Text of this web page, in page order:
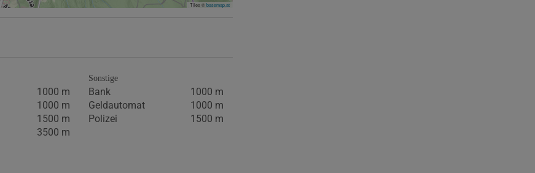
Tiles ©basemap.at
1000 m
1000 m
1500 m
3500 m
Sonstige
Bank
1000 m
Geldautomat
1000 m
Polizei
1500 m